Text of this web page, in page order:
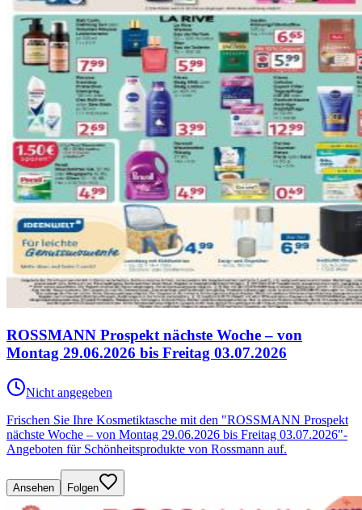
ROSSMANN Prospekt nächste Woche – von
Montag 29.06.2026 bis Freitag 03.07.2026
Nicht angegeben
Frischen Sie Ihre Kosmetiktasche mit den "ROSSMANN Prospekt
nächste Woche – von Montag 29.06.2026 bis Freitag 03.07.2026"-
Angeboten für Schönheitsprodukte von Rossmann auf.
Ansehen Folgen